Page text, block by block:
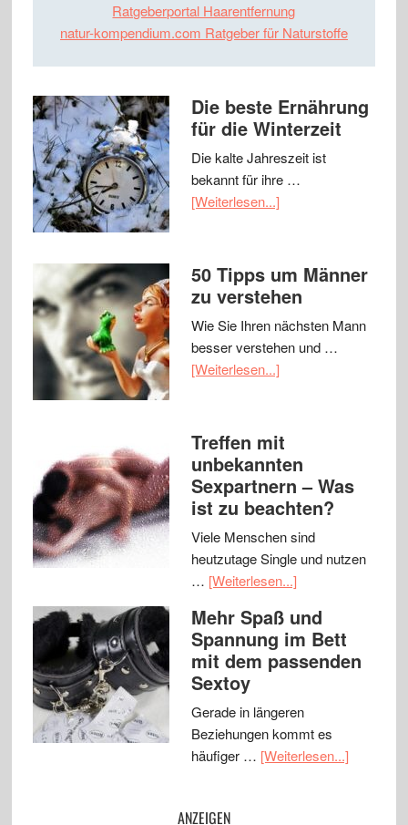
Ratgeberportal Haarentfernung
natur-kompendium.com Ratgeber für Naturstoffe
Die beste Ernährung
für die Winterzeit
Die kalte Jahreszeit ist
bekannt für ihre …
[Weiterlesen...]
50 Tipps um Männer
zu verstehen
Wie Sie Ihren nächsten Mann
besser verstehen und …
[Weiterlesen...]
Treffen mit
unbekannten
Sexpartnern – Was
ist zu beachten?
Viele Menschen sind
heutzutage Single und nutzen
… [Weiterlesen...]
Mehr Spaß und
Spannung im Bett
mit dem passenden
Sextoy
Gerade in längeren
Beziehungen kommt es
häufiger … [Weiterlesen...]
ANZEIGEN